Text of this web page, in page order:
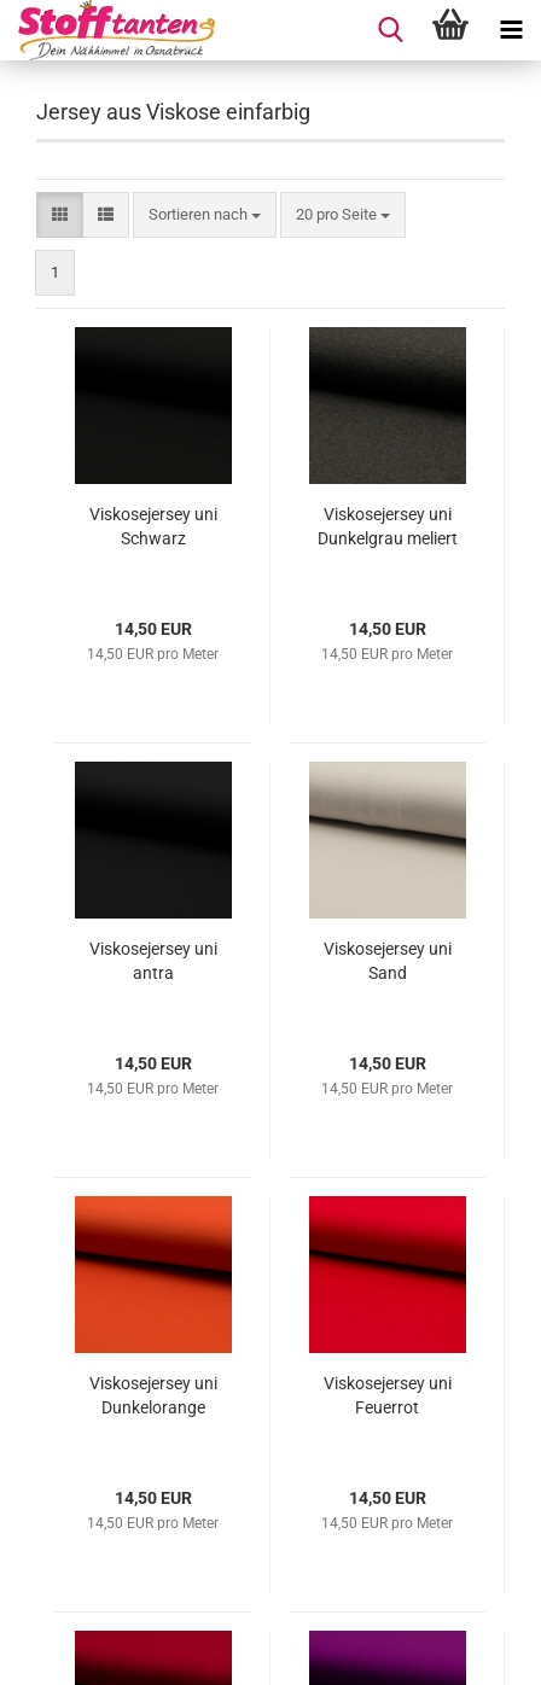
Jersey aus Viskose einfarbig
Sortieren nach
Sortieren nach 20 pro Seite
pro Seite
1
Viskosejersey uni
Schwarz
14,50 EUR
14,50 EUR pro Meter
Viskosejersey uni
Dunkelgrau meliert
14,50 EUR
14,50 EUR pro Meter
Viskosejersey uni
antra
14,50 EUR
14,50 EUR pro Meter
Viskosejersey uni
Sand
14,50 EUR
14,50 EUR pro Meter
Viskosejersey uni
Dunkelorange
14,50 EUR
14,50 EUR pro Meter
Viskosejersey uni
Feuerrot
14,50 EUR
14,50 EUR pro Meter